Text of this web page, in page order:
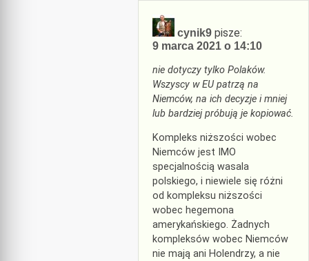
cynik9 pisze:
9 marca 2021 o 14:10
nie dotyczy tylko Polaków.
Wszyscy w EU patrzą na
Niemców, na ich decyzje i mniej
lub bardziej próbują je kopiować.
Kompleks niższości wobec
Niemców jest IMO
specjalnością wasala
polskiego, i niewiele się różni
od kompleksu niższości
wobec hegemona
amerykańskiego. Żadnych
kompleksów wobec Niemców
nie mają ani Holendrzy, a nie